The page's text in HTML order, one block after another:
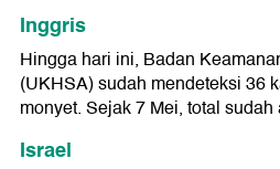
Inggris
Hingga hari ini, Badan
(UKHSA) sudah mendeteksi 36
monyet. Sejak 7 Mei, total
Israel